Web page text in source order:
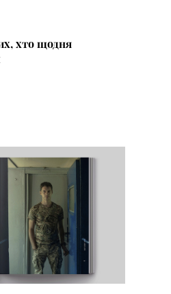
хто щодня